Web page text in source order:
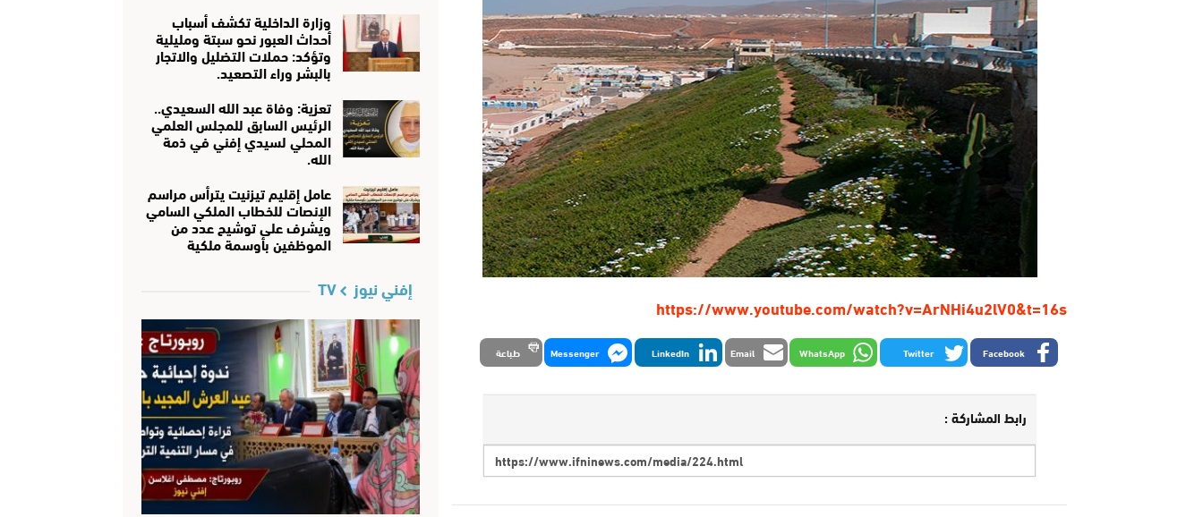
https://www.youtube.com/watch?v=ArNHi4u2lV0&t=16s
Facebook
Twitter
WhatsApp
Email
LinkedIn
Messenger طباعة
رابط المشاركة :
وزارة الداخلية تكشف أسباب
أحداث العبور نحو سبتة ومليلية
وتؤكد: حملات التضليل والاتجار
بالبشر وراء التصعيد.
تعزية: وفاة عبد الله السعيدي..
الرئيس السابق للمجلس العلمي
المحلي لسيدي إفني في ذمة
الله.
عامل إقليم تيزنيت يترأس مراسم
الإنصات للخطاب الملكي السامي
ويشرف على توشيح عدد من
الموظفين بأوسمة ملكية
إفني نيوز TV